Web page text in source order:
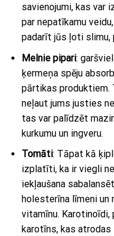
savienojumi, kas var
par nepatīkamu
padarīt jūs ļoti slimu,
Melnie pipari:
ķermeņa spēju
pārtikas produktiem.
neļaut jums justies
tas var palīdzēt
kurkumu un ingveru.
Tomāti: Tāpat kā
izplatīti, ka ir viegli
iekļaušana
holesterīna līmeni
vitamīnu. Karotinoīdi,
karotīns, kas